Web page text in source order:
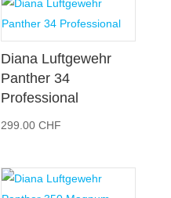
Diana Luftgewehr
Panther 34
Professional
299.00CHF